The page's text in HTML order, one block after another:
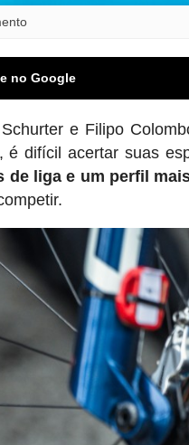
no Google
e Filipo
difícil acertar suas
liga e um perfil